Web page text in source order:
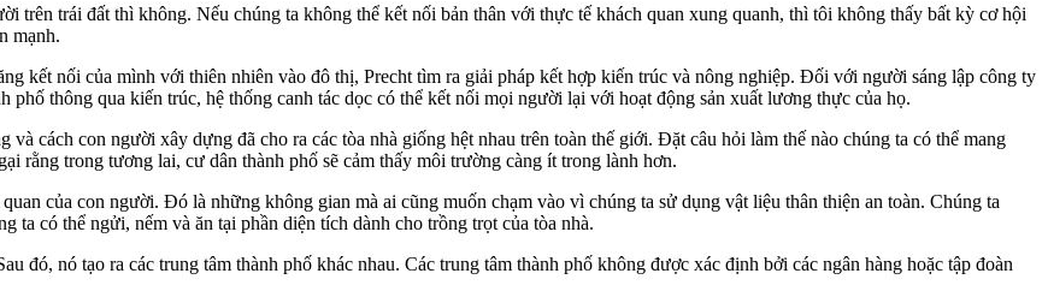
trên trái đất thì không. Nếu chúng ta không thể kết nối bản thân với thực tế khách quan xung quanh, thì tôi không thấy bất kỳ cơ hội
mạnh.
kết nối của mình với thiên nhiên vào đô thị, Precht tìm ra giải pháp kết hợp kiến trúc và nông nghiệp. Đối với người sáng lập công ty
phố thông qua kiến trúc, hệ thống canh tác dọc có thể kết nối mọi người lại với hoạt động sản xuất lương thực của họ.
cách con người xây dựng đã cho ra các tòa nhà giống hệt nhau trên toàn thế giới. Đặt câu hỏi làm thế nào chúng ta có thể mang
rằng trong tương lai, cư dân thành phố sẽ cảm thấy môi trường càng ít trong lành hơn.
của con người. Đó là những không gian mà ai cũng muốn chạm vào vì chúng ta sử dụng vật liệu thân thiện an toàn. Chúng ta
ta có thể ngửi, nếm và ăn tại phần diện tích dành cho trồng trọt của tòa nhà.
đó, nó tạo ra các trung tâm thành phố khác nhau. Các trung tâm thành phố không được xác định bởi các ngân hàng hoặc tập đoàn